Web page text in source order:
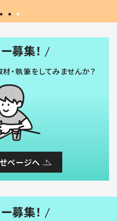
募集！
・執筆をしてみませんか？
ページへ
募集！